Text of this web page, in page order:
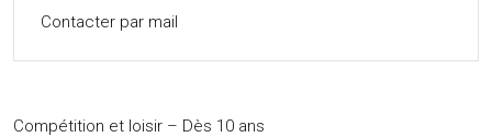
Contacter par mail
Compétition et loisir – Dès 10 ans